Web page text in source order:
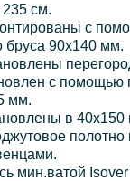
235 см.
с
бруса 90х140 мм.
с помощью
мм.
в 40х150
полотно
мин.ватой